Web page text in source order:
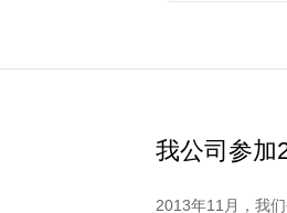
我公司参加
2013年11月，我